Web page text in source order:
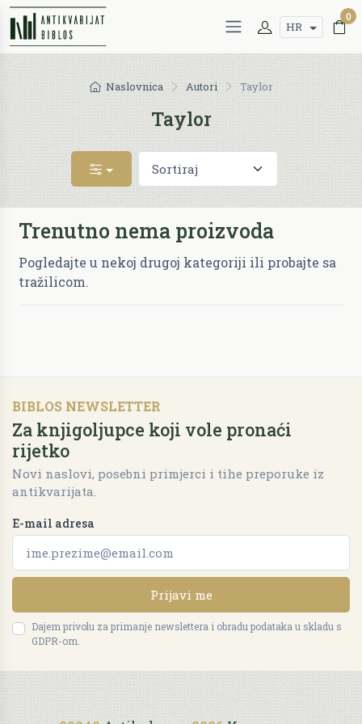
HR
0
Naslovnica Autori Taylor
Taylor
Trenutno nema proizvoda
Pogledajte u nekoj drugoj kategoriji ili probajte sa
tražilicom.
BIBLOS NEWSLETTER
Za knjigoljupce koji vole pronaći
rijetko
Novi naslovi, posebni primjerci i tihe preporuke iz
antikvarijata.
E-mail adresa
Prijavi me
Dajem privolu za primanje newslettera i obradu podataka u skladu s
GDPR-om.